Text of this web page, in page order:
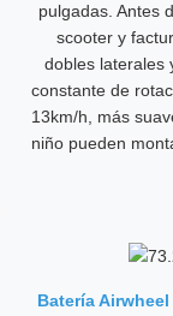
pulgadas. Antes
scooter y
dobles laterales
constante de
13km/h, más
niño pueden
Batería